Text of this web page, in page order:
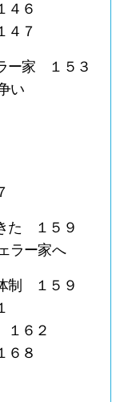
４６
４７
ー家 １５３
い
た １５９
ラー家へ
制 １５９
１６２
６８